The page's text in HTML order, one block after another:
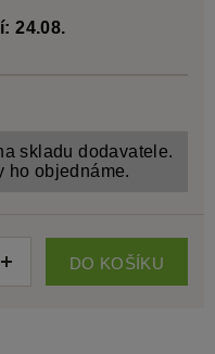
24.08.
skladu dodavatele.
ho objednáme.
DO KOŠÍKU